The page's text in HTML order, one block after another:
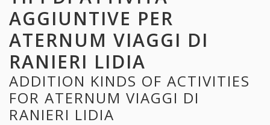
AGGIUNTIVE PER
ATERNUM VIAGGI DI
RANIERI LIDIA
ADDITION KINDS OF ACTIVITIES
FOR ATERNUM VIAGGI DI
RANIERI LIDIA